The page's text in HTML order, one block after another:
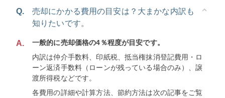
Q.
売却にかかる費用の目安は？大まかな内訳も
知りたいです。
A.
一般的に売却価格の4％程度が目安です。
内訳は仲介手数料、印紙税、抵当権抹消登記費用・ロ
ーン返済手数料（ローンが残っている場合のみ）、譲
渡所得税などです。
各費用の詳細や計算方法、節約方法は次の記事をご覧